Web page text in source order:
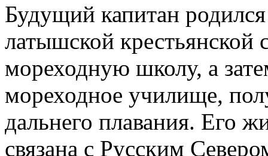
Будущий капитан
латышской
мореходную школу, а
мореходное училище,
дальнего плавания. Его
связана с Русским